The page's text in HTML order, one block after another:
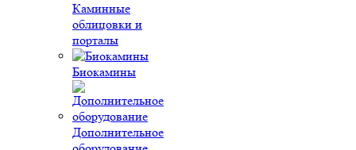
Каминные
облицовки и
порталы
Биокамины
Дополнительное